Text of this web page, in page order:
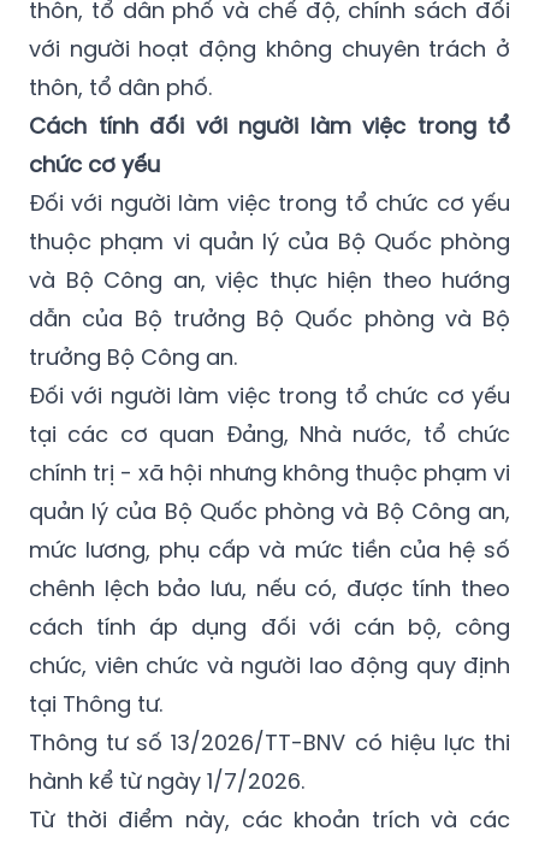
Việc thực hiện cụ thể căn cứ theo quy định
của Chính phủ về tổ chức, hoạt động của
thôn, tổ dân phố và chế độ, chính sách đối
với người hoạt động không chuyên trách ở
thôn, tổ dân phố.
Cách tính đối với người làm việc trong tổ
chức cơ yếu
Đối với người làm việc trong tổ chức cơ yếu
thuộc phạm vi quản lý của Bộ Quốc phòng
và Bộ Công an, việc thực hiện theo hướng
dẫn của Bộ trưởng Bộ Quốc phòng và Bộ
trưởng Bộ Công an.
Đối với người làm việc trong tổ chức cơ yếu
tại các cơ quan Đảng, Nhà nước, tổ chức
chính trị - xã hội nhưng không thuộc phạm vi
quản lý của Bộ Quốc phòng và Bộ Công an,
mức lương, phụ cấp và mức tiền của hệ số
chênh lệch bảo lưu, nếu có, được tính theo
cách tính áp dụng đối với cán bộ, công
chức, viên chức và người lao động quy định
tại Thông tư.
Thông tư số 13/2026/TT-BNV có hiệu lực thi